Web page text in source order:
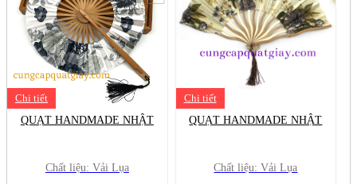
Chi tiết
QUẠT HANDMADE NHẬT
Chất liệu: Vải Lụa
Chi tiết
QUẠT HANDMADE NHẬT
Chất liệu: Vải Lụa